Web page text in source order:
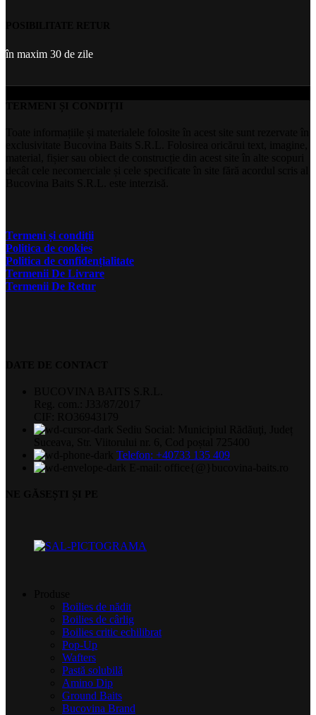
în maxim 30 de zile
Termeni și condiții
Politica de cookies
Politica de confidențialitate
Termenii De Livrare
Termenii De Retur
Telefon: +40733 135 409
Boilies de nădit
Boilies de cârlig
Boilies critic echilibrat
Pop-Up
Wafters
Pastă solubilă
Amino Dip
Ground Baits
Bucovina Brand